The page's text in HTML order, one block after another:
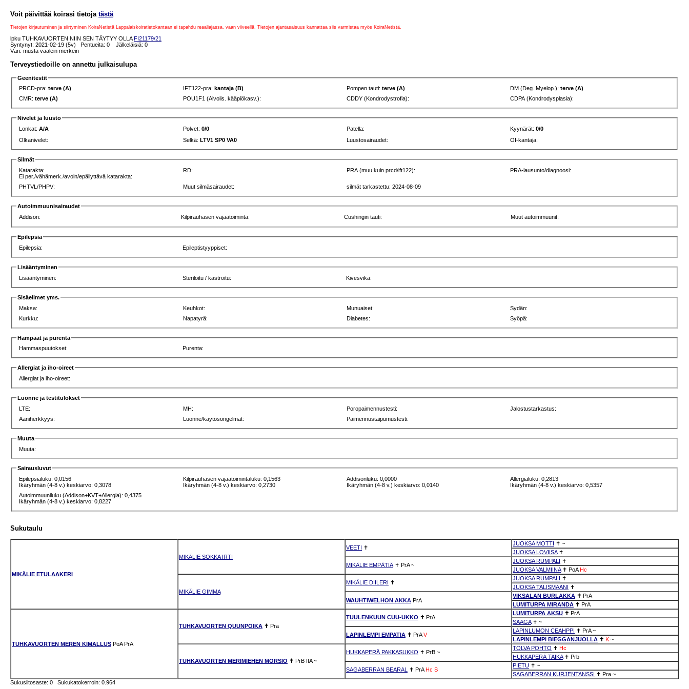
Voit päivittää koirasi tietoja tästä
Tietojen kirjautuminen ja siirtyminen KoiraNetistä Lappalaiskoiratietokantaan ei tapahdu reaaliajassa, vaan viiveellä. Tietojen ajantasaisuus kannattaa siis varmistaa myös KoiraNetistä.
lpku TUHKAVUORTEN NIIN SEN TÄYTYY OLLAFI21179/21
Syntynyt: 2021-02-19 (5v) Pentueita: 0 Jälkeläisiä: 0
Väri: musta vaalein merkein
Terveystiedoille on annettu julkaisulupa
Geenitestit
PRCD-pra:terve (A) IFT122-pra: kantaja (B) Pompen tauti:terve (A) DM (Deg. Myelop.):terve (A)
CMR:terve (A) POU1F1 (Aivolis. kääpiökasv.): CDDY (Kondrodystrofia): CDPA (Kondrodysplasia):
Nivelet ja luusto
Lonkat:A/A Polvet:0/0 Patella: Kyynärät:0/0
Olkanivelet:
Selkä:LTV1 SP0 VA0 Luustosairaudet: OI-kantaja:
Silmät
Katarakta:
Ei per./vähämerk./avoin/epäilyttävä katarakta:
RD: PRA (muu kuin prcd/ift122): PRA-lausunto/diagnoosi:
PHTVL/PHPV: Muut silmäsairaudet: silmät tarkastettu: 2024-08-09
Autoimmuunisairaudet
Addison:
Kilpirauhasen vajaatoiminta: Cushingin tauti: Muut autoimmuunit:
Epilepsia
Epilepsia:
Epileptistyyppiset:
Lisääntyminen
Lisääntyminen:
Steriloitu / kastroitu: Kivesvika:
Sisäelimet yms.
Maksa:
Keuhkot: Munuaiset:
Sydän:
Kurkku:
Napatyrä: Diabetes: Syöpä:
Hampaat ja purenta
Hammaspuutokset:
Purenta:
Allergiat ja iho-oireet
Allergiat ja iho-oireet:
Luonne ja testitulokset
LTE:
MH: Poropaimennustesti:
Jalostustarkastus:
Ääniherkkyys:
Luonne/käytösongelmat: Paimennustaipumustesti:
Muuta
Muuta:
Sairausluvut
Epilepsialuku: 0,0156
Ikäryhmän (4-8 v.) keskiarvo: 0,3078
Kilpirauhasen vajaatoimintaluku: 0,1563
Ikäryhmän (4-8 v.) keskiarvo: 0,2730
Addisonluku: 0,0000
Ikäryhmän (4-8 v.) keskiarvo: 0,0140
Allergialuku: 0,2813
Ikäryhmän (4-8 v.) keskiarvo: 0,5357
Autoimmuuniluku (Addison+KVT+Allergia): 0,4375
Ikäryhmän (4-8 v.) keskiarvo: 0,8227
Sukutaulu
MIKÄLIE ETULAAKERI
MIKÄLIE SOKKA IRTI
VEETI ✝
JUOKSA MOTTI ✝ ~
JUOKSA LOVIISA✝
MIKÄLIE EMPÄTIÄ ✝ PrA ~
JUOKSA RUMPALI ✝
JUOKSA VALMIINA✝ PoA Hc
MIKÄLIE GIMMA
MIKÄLIE DIILERI ✝
JUOKSA RUMPALI ✝
JUOKSA TALISMAANI ✝
WAUHTIWELHON AKKA PrA
VIKSALAN BURLAKKA ✝ PrA
LUMITURPA MIRANDA ✝ PrA
TUHKAVUORTEN MEREN KIMALLUS PoA PrA
TUHKAVUORTEN QUUNPOIKA ✝ Pra
TUULENKUUN CUU-UKKO ✝ PrA
LUMITURPA AKSU ✝ PrA
SAAGA✝ ~
LAPINLEMPI EMPATIA ✝ PrA V
LAPINLUMON CEAHPPI ✝ PrA ~
LAPINLEMPI BIEGGANJUOLLA ✝ K ~
TUHKAVUORTEN MERIMIEHEN MORSIO ✝ PrB IfA ~
HUKKAPERÄ PAKKASUKKO ✝ PrB ~
TOLVA POHTO ✝ Hc
HUKKAPERÄ TAIKA✝ Prb
SAGABERRAN BEARAL ✝ PrA Hc S
PIETU ✝ ~
SAGABERRAN KURJENTANSSI ✝ Pra ~
Sukusiitosaste: 0 Sukukatokerroin: 0.964